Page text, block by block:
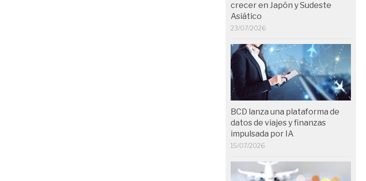
crecer en Japón y Sudeste
Asiático
23/07/2026
BCD lanza una plataforma de
datos de viajes y finanzas
impulsada por IA
15/07/2026